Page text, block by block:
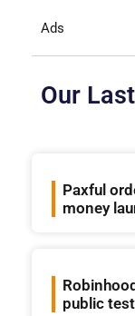
Ads
Our
Paxful
money
public